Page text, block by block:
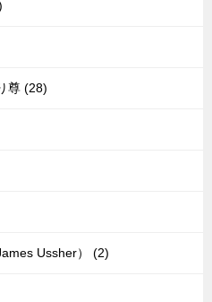
尊 (28)
Ussher） (2)